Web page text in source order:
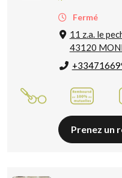
Fermé
11 z.a. le
43120
Prenez un